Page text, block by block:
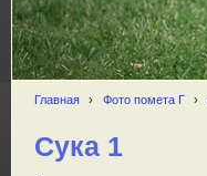
Главная › Фото помета Г ›
Сука 1